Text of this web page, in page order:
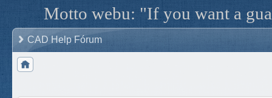
Motto webu: "If you want a
CAD Help Fórum